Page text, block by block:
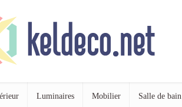
Luminaires Mobilier Salle de bain